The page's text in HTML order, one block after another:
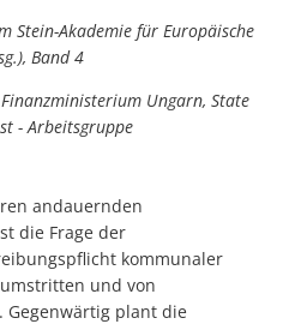
Stein-Akademie für Europäische
Band 4
Ungarn, State
- Arbeitsgruppe
andauernden
die Frage der
kommunaler
und von
Gegenwärtig plant die